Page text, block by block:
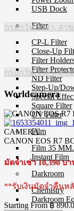
USB Dock
Filter
CP-L Filter
Close-Up
Filter
Filter
ND Filter
Step-Up/
Special
Square Filter
UV Filter
Film
Film 35 MM.
Instant Film
Darkroom
Chemistry
Darkroom
กรอกวัน, เวลา, สาข
กรอกวัน, เวลา, สา
Worldcamera
CAMERA
CANON EOS R7
มัดจำเช่า 10,390 บา
**รับเงินมัดจำคืนห
Starting From ฿